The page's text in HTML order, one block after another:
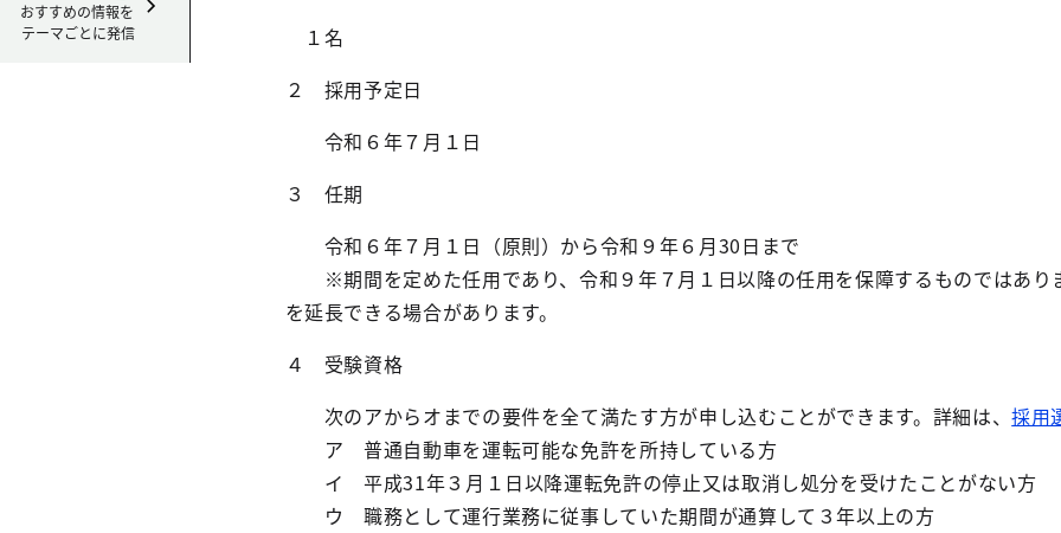
おすすめの情報を
テーマごとに発信
１名
２ 採用予定日
令和６年７月１日
３ 任期
令和６年７月１日（原則）から令和９年６月30日まで
※期間を定めた任用であり、令和９年７月１日以降の任用を保障するものではあり
を延長できる場合があります。
４ 受験資格
次のアからオまでの要件を全て満たす方が申し込むことができます。詳細は、採用
ア 普通自動車を運転可能な免許を所持している方
イ 平成31年３月１日以降運転免許の停止又は取消し処分を受けたことがない方
ウ 職務として運行業務に従事していた期間が通算して３年以上の方